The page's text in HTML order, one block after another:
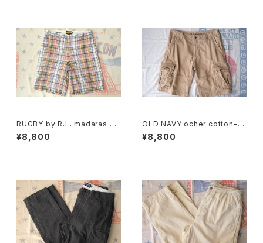
RUGBY by R.L. madaras pl
aid cotton Shorts
¥8,800
OLD NAVY ocher cotton-t
will cargo Shorts
¥8,800